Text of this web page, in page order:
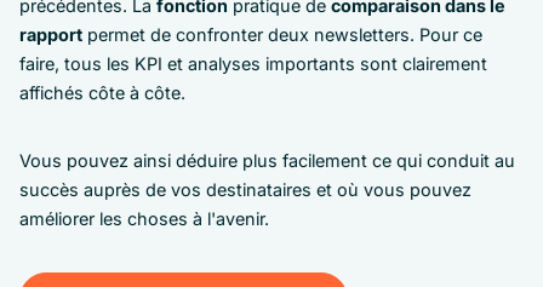
précédentes. La fonction pratique de comparaison dans le
rapport permet de confronter deux newsletters. Pour ce
faire, tous les KPI et analyses importants sont clairement
affichés côte à côte.
Vous pouvez ainsi déduire plus facilement ce qui conduit au
succès auprès de vos destinataires et où vous pouvez
améliorer les choses à l'avenir.